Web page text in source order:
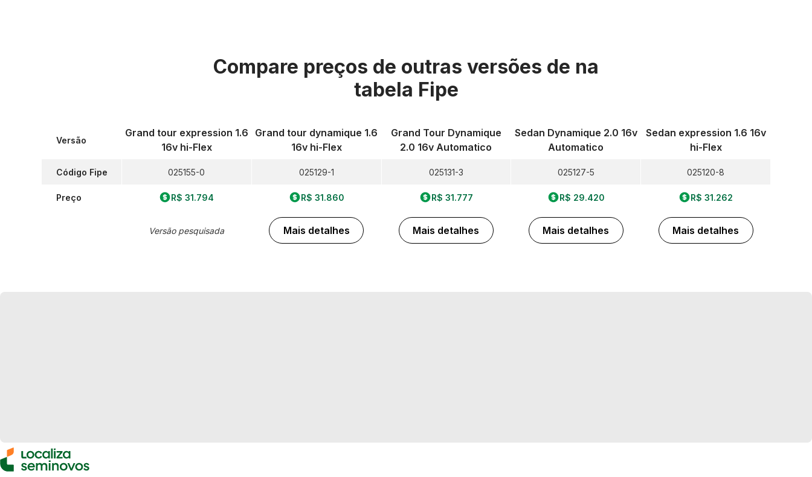
Compare preços de outras versões de na
tabela Fipe
Versão
Código Fipe
Preço
Grand tour expression 1.6
16v hi-Flex
025155-0
R$ 31.794
Versão pesquisada
Grand tour dynamique 1.6
16v hi-Flex
025129-1
R$ 31.860
Mais detalhes
Grand Tour Dynamique
2.0 16v Automatico
025131-3
R$ 31.777
Mais detalhes
Sedan Dynamique 2.0 16v
Automatico
025127-5
R$ 29.420
Mais detalhes
Sedan expression 1.6 16v
hi-Flex
025120-8
R$ 31.262
Mais detalhes